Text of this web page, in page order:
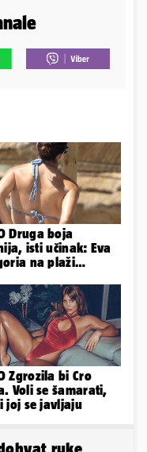
Druga boja
isti učinak: Eva
na plaži
Zgrozila bi Cro
Voli se šamarati,
joj se javljaju
ruke